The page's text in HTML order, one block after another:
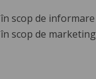
în scop de informare
în scop de marketing